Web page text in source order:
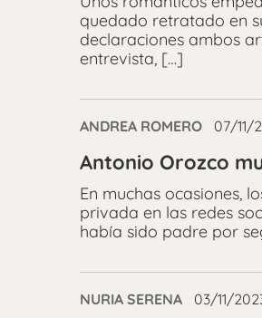
quedado retratado en
declaraciones ambos
entrevista, […]
ANDREA ROMERO 07/11/
Antonio Orozco
En muchas ocasiones,
privada en las redes
había sido padre por
NURIA SERENA 03/11/